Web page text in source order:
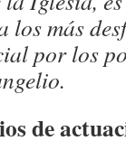
más
por los
de